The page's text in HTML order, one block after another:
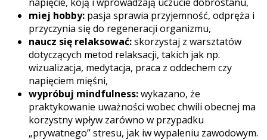
miej hobby: pasja sprawia przyjemność, odpręża i
przyczynia się do regeneracji organizmu,
naucz się relaksować:skorzystaj z warsztatów
dotyczących metod relaksacji, takich jak np.
wizualizacja, medytacja, praca z oddechem czy
napięciem mięśni,
wypróbuj mindfulness:wykazano, że
praktykowanie uważności wobec chwili obecnej ma
korzystny wpływ zarówno w przypadku
„prywatnego” stresu, jak iw wypaleniu zawodowym.